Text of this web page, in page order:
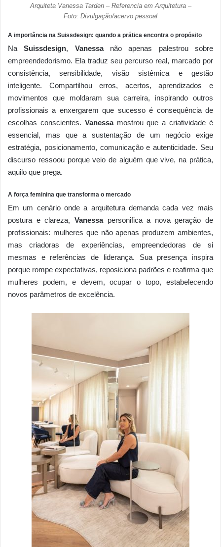
Arquiteta Vanessa Tarden – Referencia em Arquitetura –
Foto: Divulgação/acervo pessoal
A importância na Suissdesign: quando a prática encontra o propósito
NaSuissdesign, Vanessanão apenas palestrou sobre
empreendedorismo. Ela traduz seu percurso real, marcado por
consistência, sensibilidade, visão sistêmica e gestão
inteligente. Compartilhou erros, acertos, aprendizados e
movimentos que moldaram sua carreira, inspirando outros
profissionais a enxergarem que sucesso é consequência de
escolhas conscientes. Vanessamostrou que a criatividade é
essencial, mas que a sustentação de um negócio exige
estratégia, posicionamento, comunicação e autenticidade. Seu
discurso ressoou porque veio de alguém que vive, na prática,
aquilo que prega.
A força feminina que transforma o mercado
Em um cenário onde a arquitetura demanda cada vez mais
postura e clareza, Vanessapersonifica a nova geração de
profissionais: mulheres que não apenas produzem ambientes,
mas criadoras de experiências, empreendedoras de si
mesmas e referências de liderança. Sua presença inspira
porque rompe expectativas, reposiciona padrões e reafirma que
mulheres podem, e devem, ocupar o topo, estabelecendo
novos parâmetros de excelência.